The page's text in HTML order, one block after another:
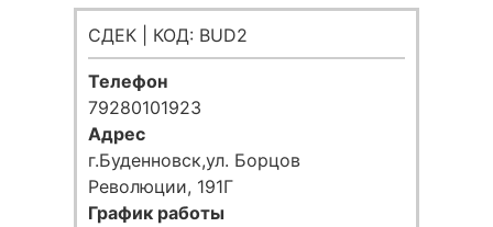
СДЕК | КОД: BUD2
Телефон
79280101923
Адрес
г.Буденновск,ул. Борцов
Революции, 191Г
График работы